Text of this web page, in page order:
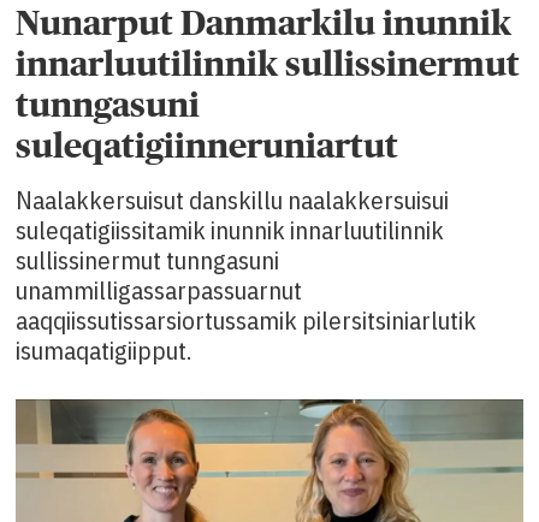
Nunarput Danmarkilu inunnik
innarluutilinnik sullissinermut
tunngasuni
suleqatigiinneruniartut
Naalakkersuisut danskillu naalakkersuisui
suleqatigiissitamik inunnik innarluutilinnik
sullissinermut tunngasuni
unammilligassarpassuarnut
aaqqiissutissarsiortussamik pilersitsiniarlutik
isumaqatigiipput.